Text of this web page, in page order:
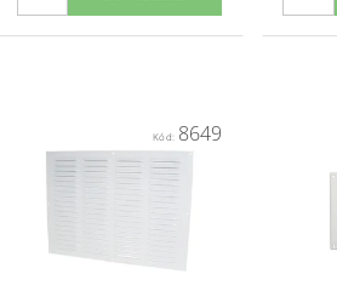
Kód: 8649